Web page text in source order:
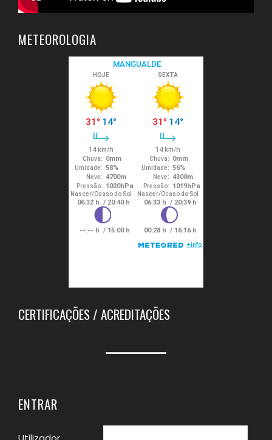
METEOROLOGIA
CERTIFICAÇÕES / ACREDITAÇÕES
ENTRAR